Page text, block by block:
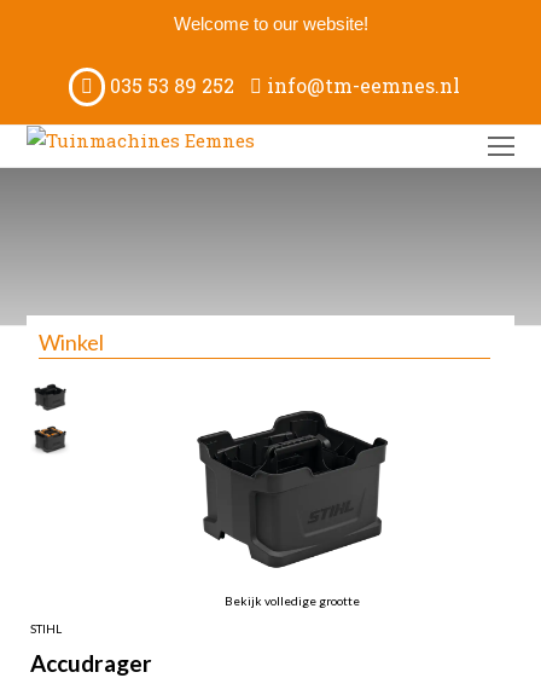
Welcome to our website!
035 53 89 252 info@tm-eemnes.nl
Winkel
Bekijk volledige grootte
STIHL
Accudrager